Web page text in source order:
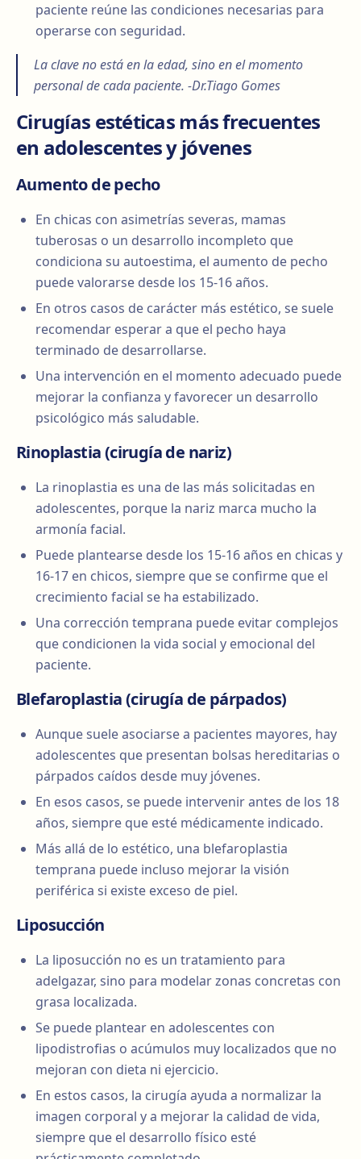
paciente reúne las condiciones necesarias para
operarse con seguridad.
La clave no está en la edad, sino en el momento
personal de cada paciente. -Dr.Tiago Gomes
Cirugías estéticas más frecuentes
en adolescentes y jóvenes
Aumento de pecho
En chicas con asimetrías severas, mamas
tuberosas o un desarrollo incompleto que
condiciona su autoestima, el aumento de pecho
puede valorarse desde los 15-16 años.
En otros casos de carácter más estético, se suele
recomendar esperar a que el pecho haya
terminado de desarrollarse.
Una intervención en el momento adecuado puede
mejorar la confianza y favorecer un desarrollo
psicológico más saludable.
Rinoplastia (cirugía de nariz)
La rinoplastia es una de las más solicitadas en
adolescentes, porque la nariz marca mucho la
armonía facial.
Puede plantearse desde los 15-16 años en chicas y
16-17 en chicos, siempre que se confirme que el
crecimiento facial se ha estabilizado.
Una corrección temprana puede evitar complejos
que condicionen la vida social y emocional del
paciente.
Blefaroplastia (cirugía de párpados)
Aunque suele asociarse a pacientes mayores, hay
adolescentes que presentan bolsas hereditarias o
párpados caídos desde muy jóvenes.
En esos casos, se puede intervenir antes de los 18
años, siempre que esté médicamente indicado.
Más allá de lo estético, una blefaroplastia
temprana puede incluso mejorar la visión
periférica si existe exceso de piel.
Liposucción
La liposucción no es un tratamiento para
adelgazar, sino para modelar zonas concretas con
grasa localizada.
Se puede plantear en adolescentes con
lipodistrofias o acúmulos muy localizados que no
mejoran con dieta ni ejercicio.
En estos casos, la cirugía ayuda a normalizar la
imagen corporal y a mejorar la calidad de vida,
siempre que el desarrollo físico esté